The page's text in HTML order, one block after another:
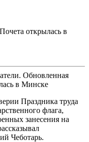
открылась в
Праздника труда
флага,
занесения на
Чеботарь.